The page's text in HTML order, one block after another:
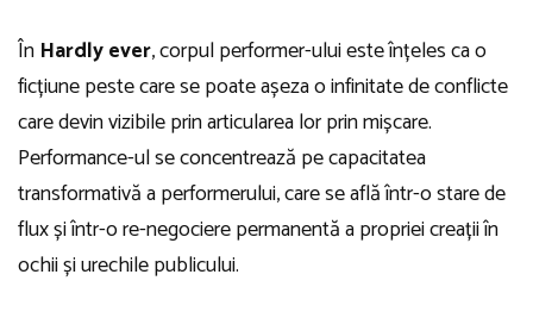
În Hardly ever, corpul performer-ului este înțeles ca o
ficțiune peste care se poate așeza o infinitate de conflicte
care devin vizibile prin articularea lor prin mișcare.
Performance-ul se concentrează pe capacitatea
transformativă a performerului, care se află într-o stare de
flux și într-o re-negociere permanentă a propriei creații în
ochii și urechile publicului.